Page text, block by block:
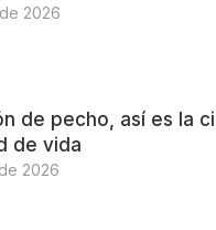
2026
de pecho, así es la
de vida
2026